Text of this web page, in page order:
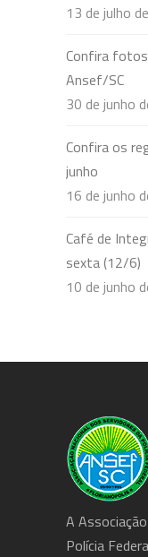
13 de julho
Confira
Ansef/SC
30 de junho
Confira os
junho
16 de junho
Café de
sexta (12/6)
10 de junho
A
Polícia